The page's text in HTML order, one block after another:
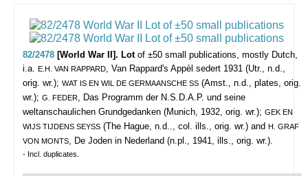
82/2478 [World War II]. Lot of ±50 small publications, mostly Dutch,
i.a. E.H. VAN RAPPARD, Van Rappard's Appèl sedert 1931 (Utr., n.d.,
orig. wr.); WAT IS EN WIL DE GERMAANSCHE SS (Amst., n.d., plates, orig.
wr.); G. FEDER, Das Programm der N.S.D.A.P. und seine
weltanschaulichen Grundgedanken (Munich, 1932, orig. wr.); GEK EN
WIJS TIJDENS SEYSS (The Hague, n.d.., col. ills., orig. wr.) and H. GRAF
VON MONTS, De Joden in Nederland (n.pl., 1941, ills., orig. wr.).
- Incl. duplicates.